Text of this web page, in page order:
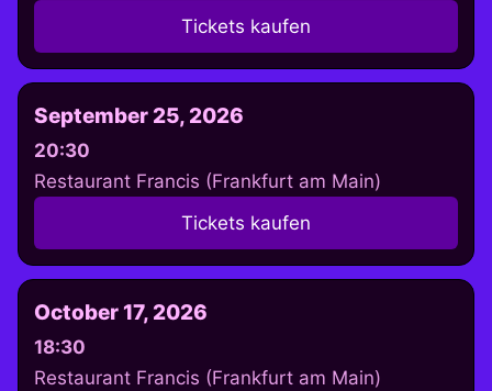
Tickets kaufen
September 25, 2026
20:30
Restaurant Francis (Frankfurt am Main)
Tickets kaufen
October 17, 2026
18:30
Restaurant Francis (Frankfurt am Main)